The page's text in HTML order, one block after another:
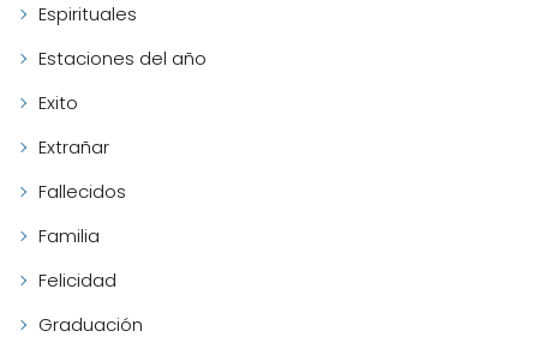
Espirituales
Estaciones del año
Exito
Extrañar
Fallecidos
Familia
Felicidad
Graduación